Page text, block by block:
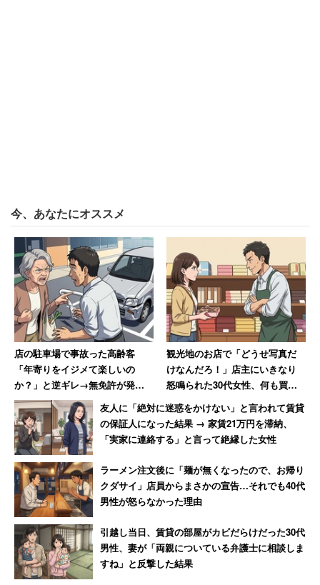
今、あなたにオススメ
店の駐車場で事故った高齢客
「年寄りをイジメて楽しいの
か？」と逆ギレ→無免許が発覚
し警察に連行された結果「慰謝
料払え」
観光地のお店で「どうせ写真だ
けなんだろ！」店主にいきなり
怒鳴られた30代女性、何も買わ
ずに怒りの退店【前編】
友人に「絶対に迷惑をかけない」と言われて賃貸
の保証人になった結果 → 家賃21万円を滞納、
「実家に連絡する」と言って絶縁した女性
ラーメン注文後に「麺が無くなったので、お帰り
クダサイ」店員からまさかの宣告…それでも40代
男性が怒らなかった理由
引越し当日、賃貸の部屋がカビだらけだった30代
男性、妻が「両親についている弁護士に相談しま
すね」と反撃した結果